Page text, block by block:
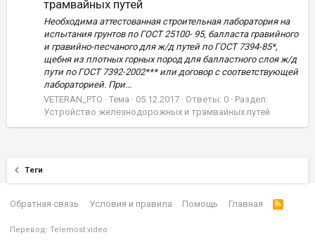
трамвайных путей
Необходима аттестованная строительная лаборатория на
испытания грунтов по ГОСТ 25100- 95, балласта гравийного
и гравийно-песчаного для ж/д путей по ГОСТ 7394-85*,
щебня из плотных горных пород для балластного слоя ж/д
пути по ГОСТ 7392-2002*** или договор с соответствующей
лабораторией. При...
VETERAN_PTO
Тема 05.12.2017 Ответы: 0
Раздел:
Устройство железнодорожных и трамвайных путей
Теги
Обратная связь Условия и правила Помощь Главная
Перевод: Telemost.video